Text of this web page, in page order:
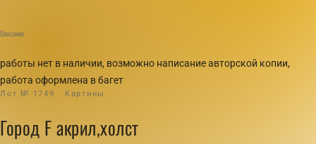
Описание
работы нет в наличии, возможно написание авторской копии,
работа оформлена в багет
Лот № 1749 · Картины
Город F акрил,холст